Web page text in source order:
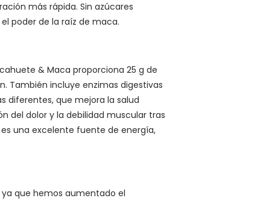
más rápida. Sin azúcares
poder de la raíz de maca.
& Maca proporciona 25 g de
También incluye enzimas digestivas
diferentes, que mejora la salud
del dolor y la debilidad muscular tras
una excelente fuente de energía,
que hemos aumentado el